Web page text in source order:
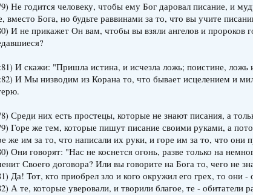
Не годится человеку, чтобы ему Бог даровал писание, и
вместо Бога, но будьте раввинами за то, что вы учите
И не прикажет Он вам, чтобы вы взяли ангелов и пророков
И скажи: "Пришла истина, и исчезла ложь; поистине, ложь
И Мы низводим из Корана то, что бывает исцелением и
Среди них есть простецы, которые не знают писания, а
Горе же тем, которые пишут писание своими руками, а
же им за то, что написали их руки, и горе им за то, что они
Они говорят: "Нас не коснется огонь, разве только на
Своего договора? Или вы говорите на Бога то, чего не
Да! Тот, кто приобрел зло и кого окружил его грех, то они
А те, которые уверовали, и творили благое, те - обитатели